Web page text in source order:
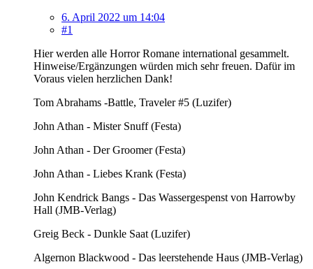
6. April 2022 um 14:04
#1
Hier werden alle Horror Romane international gesammelt.
Hinweise/Ergänzungen würden mich sehr freuen. Dafür im
Voraus vielen herzlichen Dank!
Tom Abrahams -Battle, Traveler #5 (Luzifer)
John Athan - Mister Snuff (Festa)
John Athan - Der Groomer (Festa)
John Athan - Liebes Krank (Festa)
John Kendrick Bangs - Das Wassergespenst von Harrowby
Hall (JMB-Verlag)
Greig Beck - Dunkle Saat (Luzifer)
Algernon Blackwood - Das leerstehende Haus (JMB-Verlag)